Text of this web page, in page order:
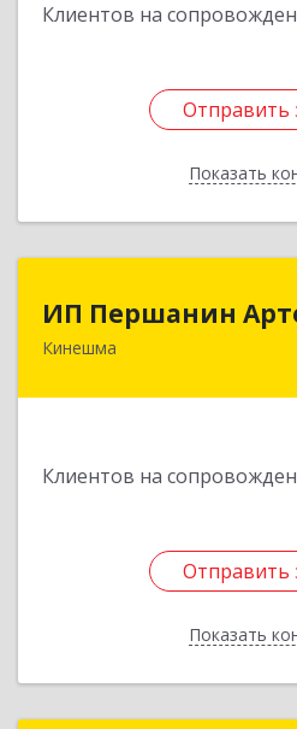
Клиентов на
Отправить
Показать
Отправить
Назад
ИП Першанин
Кинешма
Клиентов на
Отправить
Показать
Отправить
Назад